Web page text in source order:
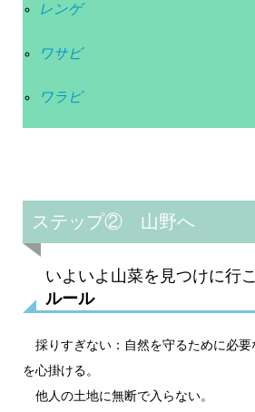
レンゲ
ワサビ
ワラビ
ステップ② 山野へ
いよいよ山菜を見つけに行
ルール
採りすぎない：自然を守るために必要
を心掛ける。
他人の土地に無断で入らない。